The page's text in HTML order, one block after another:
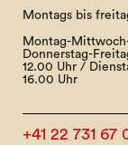
Montags bis
Montag-
Donnerstag-
12.00 Uhr /
16.00 Uhr
+41 22 731 67